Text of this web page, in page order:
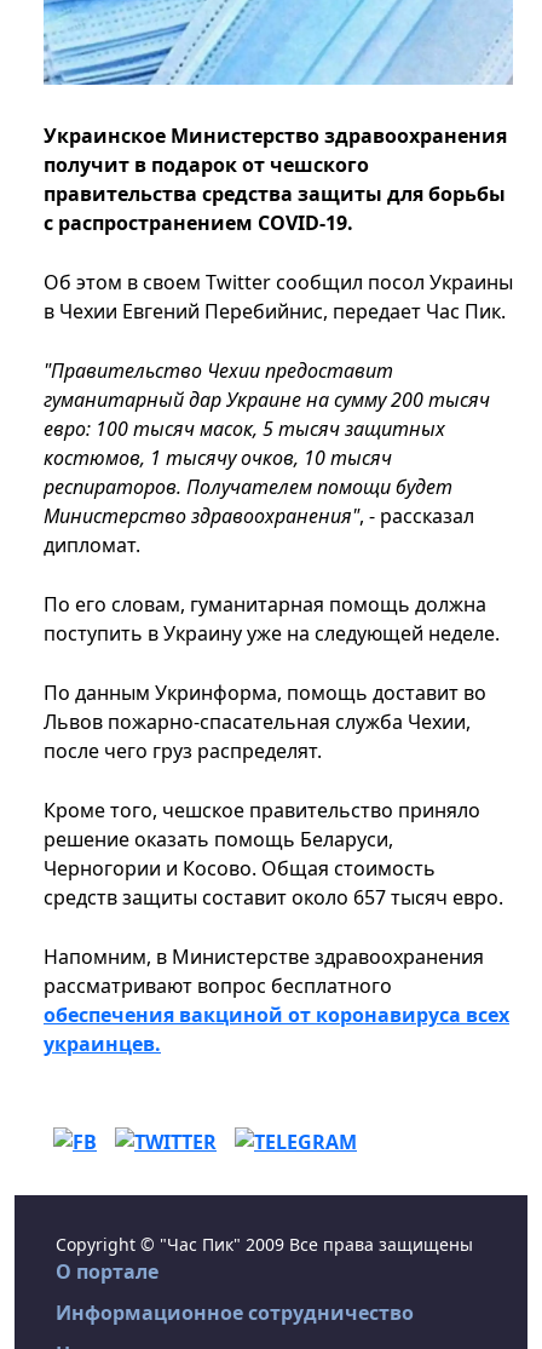
Украинское Министерство здравоохранения
получит в подарок от чешского
правительства средства защиты для борьбы
с распространением COVID-19.
Об этом в своем Twitter сообщил посол Украины
в Чехии Евгений Перебийнис, передает Час Пик.
"Правительство Чехии предоставит
гуманитарный дар Украине на сумму 200 тысяч
евро: 100 тысяч масок, 5 тысяч защитных
костюмов, 1 тысячу очков, 10 тысяч
респираторов. Получателем помощи будет
Министерство здравоохранения", - рассказал
дипломат.
По его словам, гуманитарная помощь должна
поступить в Украину уже на следующей неделе.
По данным Укринформа, помощь доставит во
Львов пожарно-спасательная служба Чехии,
после чего груз распределят.
Кроме того, чешское правительство приняло
решение оказать помощь Беларуси,
Черногории и Косово. Общая стоимость
средств защиты составит около 657 тысяч евро.
Напомним, в Министерстве здравоохранения
рассматривают вопрос бесплатного
обеспечения вакциной от коронавируса всех
украинцев.
Copyright © "Час Пик" 2009 Все права защищены
О портале
Информационное сотрудничество